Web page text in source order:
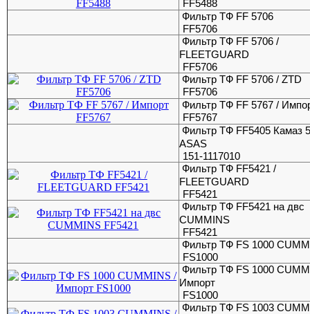
FF5488
Фильтр ТФ FF 5706
FF5706
Фильтр ТФ FF 5706 /
FLEETGUARD
FF5706
Фильтр ТФ FF 5706 / ZTD
FF5706
Фильтр ТФ FF 5767 /
FF5767
Фильтр ТФ FF5405 Камаз
ASAS
151-1117010
Фильтр ТФ FF5421 /
FLEETGUARD
FF5421
Фильтр ТФ FF5421 на двc
CUMMINS
FF5421
Фильтр ТФ FS 1000
FS1000
Фильтр ТФ FS 1000
Импорт
FS1000
Фильтр ТФ FS 1003